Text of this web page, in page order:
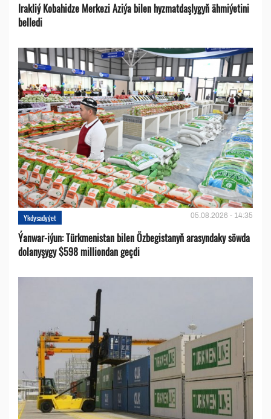
Irakliý Kobahidze Merkezi Aziýa bilen hyzmatdaşlygyň ähmiýetini
belledi
Ykdysadyýet 05.08.2026 - 14:35
Ýanwar-iýun: Türkmenistan bilen Özbegistanyň arasyndaky söwda
dolanyşygy $598 milliondan geçdi